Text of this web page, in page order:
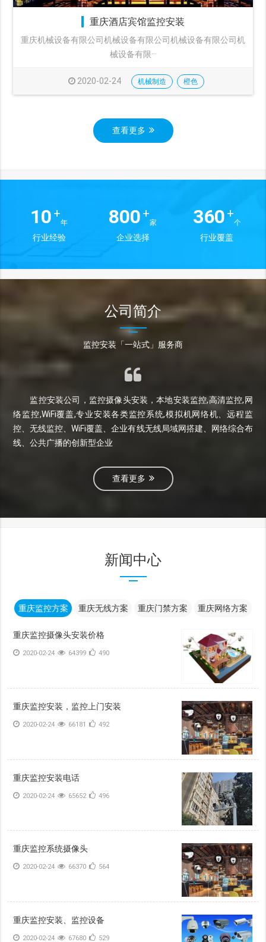
重庆酒店宾馆监控安装
重庆机械设备有限公司机械设备有限公司机械设备有限公司机
械设备有限···
2020-02-24 机械制造 橙色
查看更多
10 +
年
行业经验
800 +
家
企业选择
360 +
个
行业覆盖
公司简介
监控安装「一站式」服务商
监控安装公司，监控摄像头安装，本地安装监控,高清监控,网
络监控,WiFi覆盖,专业安装各类监控系统,模拟机网络机、远程监
控、无线监控、WiFi覆盖、企业有线无线局域网搭建、网络综合布
线、公共广播的创新型企业
查看更多
新闻中心
重庆监控方案 重庆无线方案 重庆门禁方案 重庆网络方案
重庆监控摄像头安装价格
2020-02-24 64399 490
重庆监控安装，监控上门安装
2020-02-24 66181 492
重庆监控安装电话
2020-02-24 65652 496
重庆监控系统摄像头
2020-02-24 66370 564
重庆监控安装、监控设备
2020-02-24 67680 529